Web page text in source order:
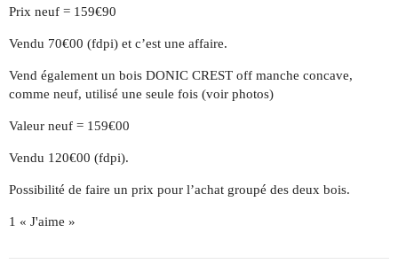
Prix neuf = 159€90
Vendu 70€00 (fdpi) et c’est une affaire.
Vend également un bois DONIC CREST off manche concave,
comme neuf, utilisé une seule fois (voir photos)
Valeur neuf = 159€00
Vendu 120€00 (fdpi).
Possibilité de faire un prix pour l’achat groupé des deux bois.
1 « J'aime »